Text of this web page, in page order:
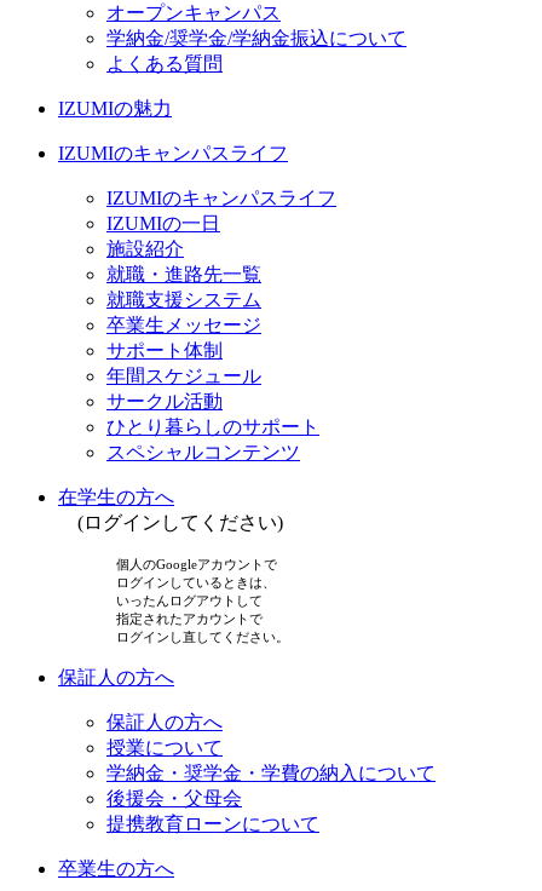
オープンキャンパス
学納金/奨学金/学納金振込について
よくある質問
IZUMIの魅力
IZUMIのキャンパスライフ
IZUMIのキャンパスライフ
IZUMIの一日
施設紹介
就職・進路先一覧
就職支援システム
卒業生メッセージ
サポート体制
年間スケジュール
サークル活動
ひとり暮らしのサポート
スペシャルコンテンツ
在学生の方へ
(ログインしてください)
個人のGoogleアカウントで
ログインしているときは、
いったんログアウトして
指定されたアカウントで
ログインし直してください。
保証人の方へ
保証人の方へ
授業について
学納金・奨学金・学費の納入について
後援会・父母会
提携教育ローンについて
卒業生の方へ